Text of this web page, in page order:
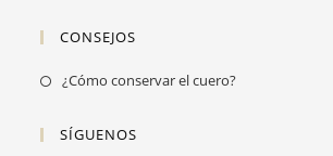
CONSEJOS
¿Cómo conservar el cuero?Se
SÍGUENOS